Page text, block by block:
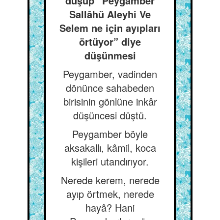
Sallâhü Aleyhi Ve
Selem ne için ayıpları
örtüyor” diye
düşünmesi
Peygamber, vadinden
dönünce sahabeden
birisinin gönlüne inkâr
düşüncesi düştü.
Peygamber böyle
aksakallı, kâmil, koca
kişileri utandırıyor.
Nerede kerem, nerede
ayıp örtmek, nerede
hayâ? Hani